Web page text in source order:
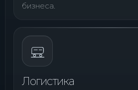
бизнеса.
Логистика